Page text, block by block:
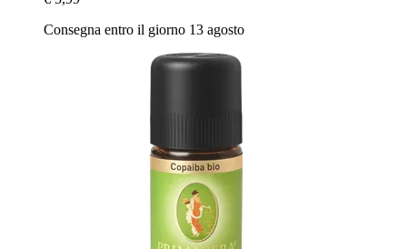
Consegna entro il giorno 13 agosto